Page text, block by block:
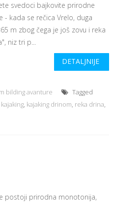
svedoci bajkovite prirodne
- kada se rečica Vrelo, duga
m zbog čega je još zovu i reka
niz tri p...
DETALJNIJE
bilding avanture
Tagged
kajaking, kajaking drinom, reka drina,
postoji prirodna monotonija,